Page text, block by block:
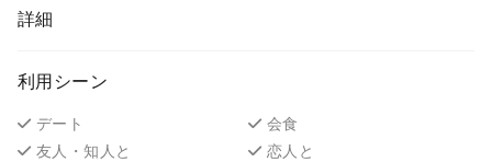
詳細
利用シーン
デート
会食
友人・知人と
恋人と